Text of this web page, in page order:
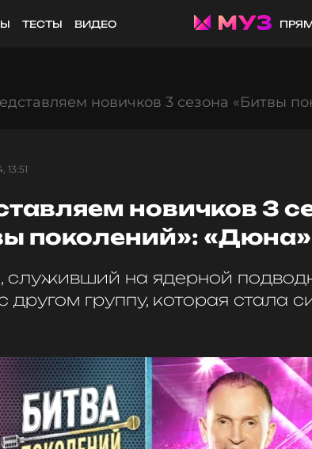
ТЕСТЫ ВИДЕО
новичков 3 сезона «Битвы
13:51
новичков 3
поколений»: «Дюна»
служивший на ядерной
другом группу, которая стала